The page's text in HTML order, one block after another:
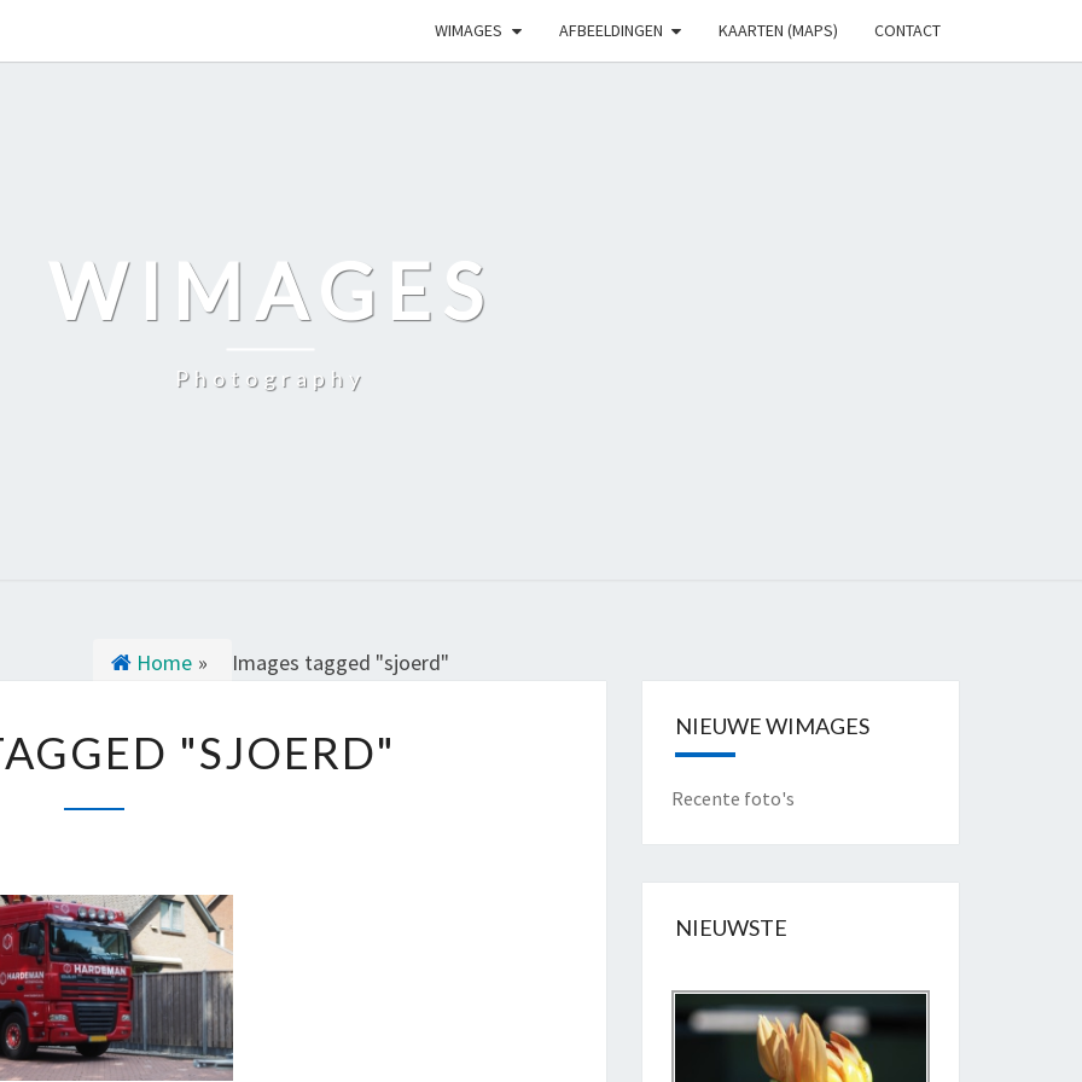
WIMAGES AFBEELDINGEN KAARTEN (MAPS) CONTACT
WIMAGES
Photography
Home » Images tagged "sjoerd"
M
S
T
A
G
G
"SJOERD" NIEUWE WIMAGES
Recente foto's
NIEUWSTE